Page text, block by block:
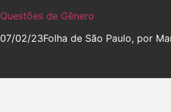
Questões de Gênero
07/02/23Folha de São Paulo, por